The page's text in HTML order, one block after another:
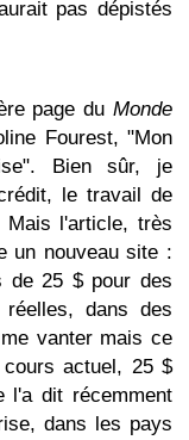
pas dépistés
page duMonde
Fourest, "Mon
Bien sûr, je
le travail de
Mais l'article, très
un nouveau site :
de 25 $ pour des
dans des
vanter mais ce
actuel, 25 $
l'a dit récemment
dans les pays